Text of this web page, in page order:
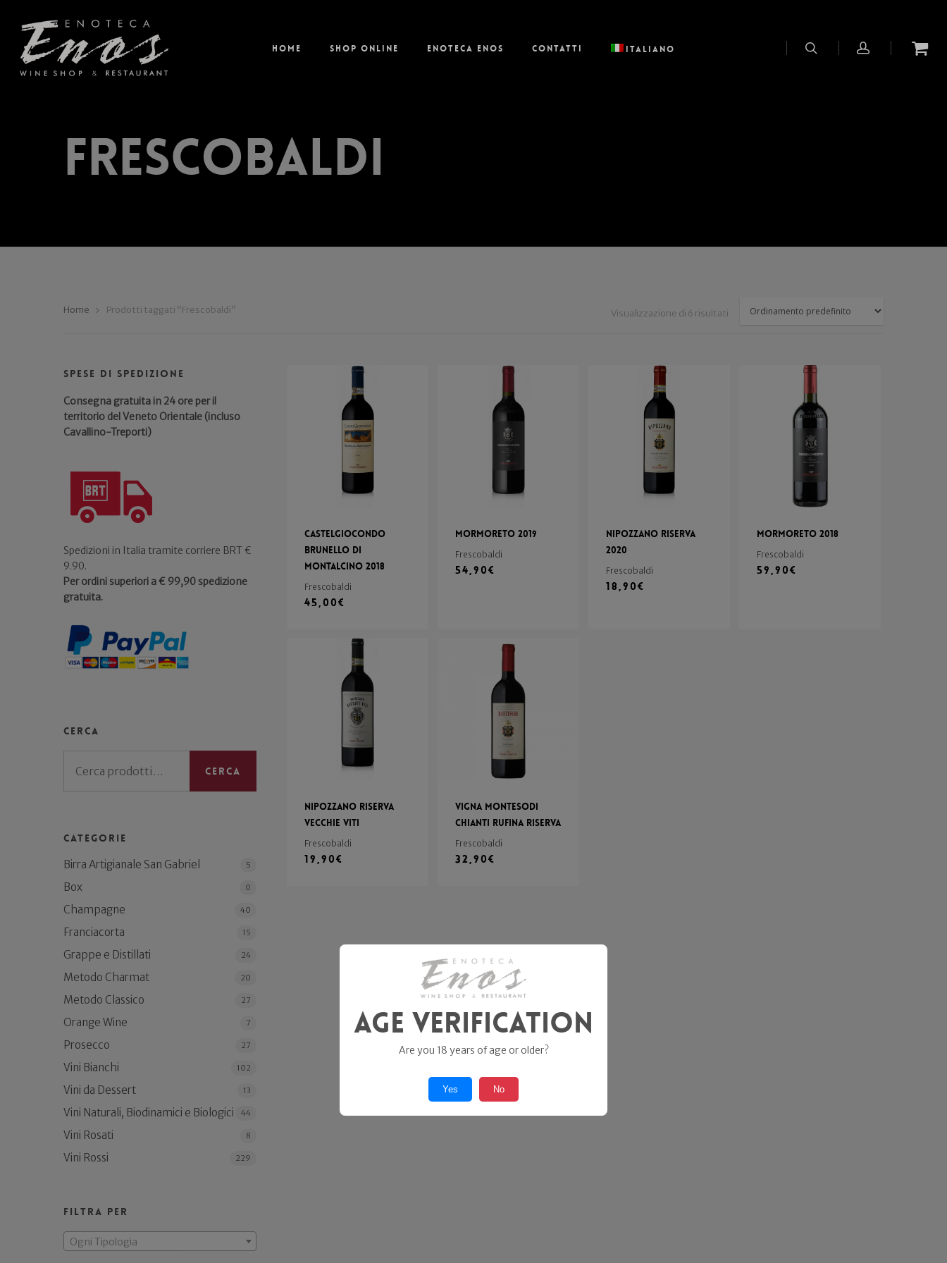
Home Shop online Enoteca Enos Contatti Italiano
Frescobaldi
Visualizzazione di 6 risultati
Home Prodotti taggati “Frescobaldi”
Spese di spedizione
Consegna gratuita in 24 ore per il
territorio del Veneto Orientale (incluso
Cavallino-Treporti)
Spedizioni in Italia tramite corriere BRT €
9.90.
Per ordini superiori a € 99,90 spedizione
gratuita.
Cerca
Cerca
Categorie
Birra Artigianale San Gabriel 5
Box 0
Champagne 40
Franciacorta 15
Grappe e Distillati 24
Metodo Charmat 20
Metodo Classico 27
Orange Wine 7
Prosecco 27
Vini Bianchi 102
Vini da Dessert 13
Vini Naturali, Biodinamici e Biologici 44
Vini Rosati 8
Vini Rossi 229
Filtra per
Ogni Tipologia
Castelgiocondo
Brunello di
Montalcino 2018
Frescobaldi
45,00€
Mormoreto 2019
Frescobaldi
54,90€
Nipozzano Riserva
2020
Frescobaldi
18,90€
Mormoreto 2018
Frescobaldi
59,90€
Nipozzano Riserva
Vecchie Viti
Frescobaldi
19,90€
Vigna Montesodi
Chianti Rufina Riserva
Frescobaldi
32,90€
Age Verification
Are you 18 years of age or older?
Yes No